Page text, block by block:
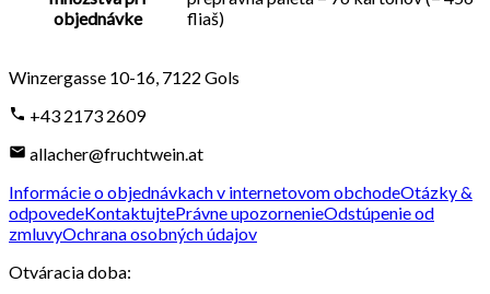
objednávke
fliaš)
Winzergasse 10-16 7122 Gols
+43 2173 2609
allacher@fruchtwein.at
Informácie o objednávkach v internetovom obchodeOtázky &
odpovedeKontaktujtePrávne upozornenieOdstúpenie od
zmluvyOchrana osobných údajov
Otváracia doba: